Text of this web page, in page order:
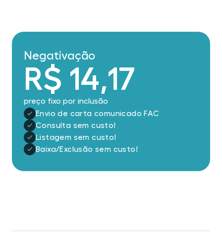
Negativação
R$ 14,17
preço fixo por inclusão
Envio de carta comunicado FAC
Consulta sem custo!
Listagem sem custo!
Baixa/Exclusão sem custo!